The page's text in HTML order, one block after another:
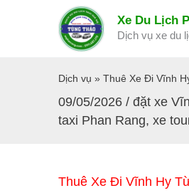
Xe Du Lịch
Dịch vụ xe du
Dịch vụ » Thuê Xe Đi Vĩnh
09/05/2026 / đặt xe
taxi Phan Rang, xe
Thuê Xe Đi Vĩnh Hy